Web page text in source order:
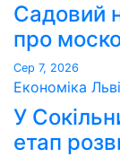
Садовий
про
Сер 7, 2026
Економіка
У
етап